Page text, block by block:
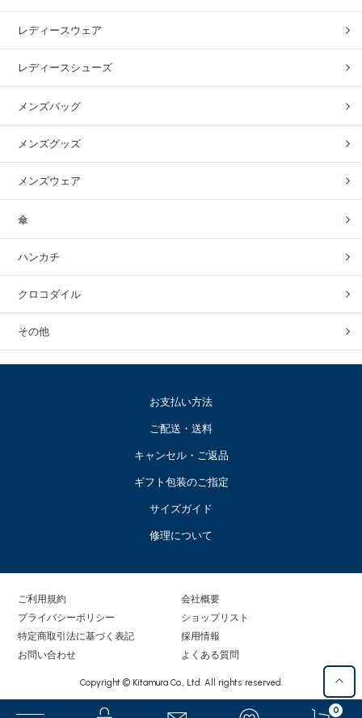
0
レディースウェア
レディースシューズ
メンズバッグ
メンズグッズ
メンズウェア
傘
ハンカチ
クロコダイル
その他
お支払い方法
ご配送・送料
キャンセル・ご返品
ギフト包装のご指定
サイズガイド
修理について
ご利用規約
プライバシーポリシー
特定商取引法に基づく表記
お問い合わせ
会社概要
ショップリスト
採用情報
よくある質問
Copyright © Kitamura Co., Ltd. All rights reserved.